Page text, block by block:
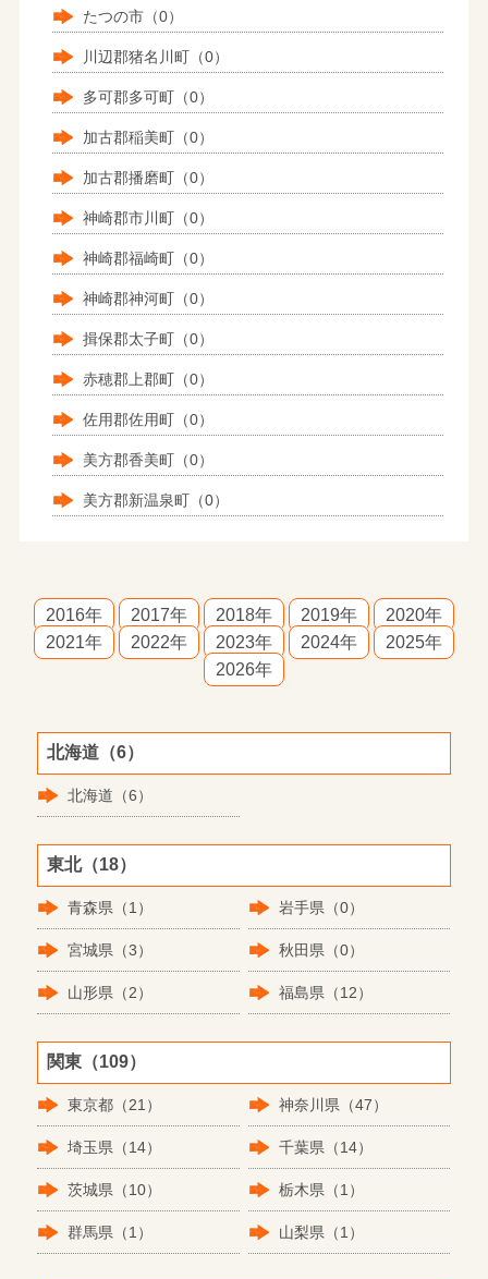
たつの市（0）
川辺郡猪名川町（0）
多可郡多可町（0）
加古郡稲美町（0）
加古郡播磨町（0）
神崎郡市川町（0）
神崎郡福崎町（0）
神崎郡神河町（0）
揖保郡太子町（0）
赤穂郡上郡町（0）
佐用郡佐用町（0）
美方郡香美町（0）
美方郡新温泉町（0）
2016年 2017年 2018年 2019年
2020年
2021年
2022年 2023年 2024年
2025年
2026年
北海道（6）
北海道（6）
東北（18）
青森県（1） 岩手県（0）
宮城県（3） 秋田県（0）
山形県（2） 福島県（12）
関東（109）
東京都（21） 神奈川県（47）
埼玉県（14） 千葉県（14）
茨城県（10） 栃木県（1）
群馬県（1） 山梨県（1）